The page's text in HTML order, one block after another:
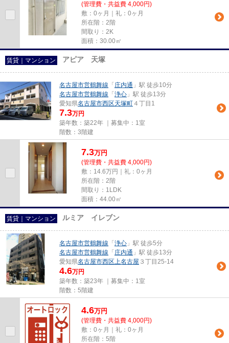
(管理費・共益費 4,000円)
敷：0ヶ月｜礼：0ヶ月
所在階：2階
間取り：2K
面積：30.00㎡
賃貸｜マンション アピア 天塚
名古屋市営鶴舞線 「 庄内通 」駅 徒歩10分
名古屋市営鶴舞線 「 浄心 」駅 徒歩13分
愛知県名古屋市西区天塚町 ４丁目1
7.3万円
築年数：築22年 ｜募集中： 1室
階数：3階建
7.3万円
(管理費・共益費 4,000円)
敷：14.6万円｜礼：0ヶ月
所在階：2階
間取り：1LDK
面積：44.00㎡
賃貸｜マンション ルミア イレブン
名古屋市営鶴舞線 「 浄心 」駅 徒歩5分
名古屋市営鶴舞線 「 庄内通 」駅 徒歩13分
愛知県名古屋市西区上名古屋 ３丁目25-14
4.6万円
築年数：築23年 ｜募集中： 1室
階数：5階建
4.6万円
(管理費・共益費 4,000円)
敷：0ヶ月｜礼：0ヶ月
所在階：5階